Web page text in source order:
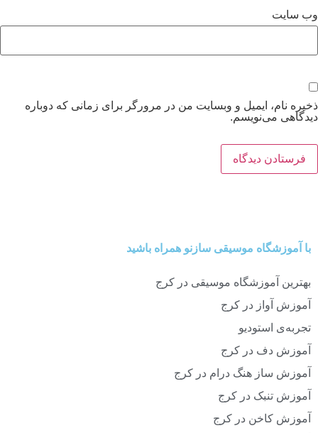
سایت
نام، ایمیل و وبسایت من در مرورگر برای زمانی که دوباره
می‌نویسم.
با آموزشگاه موسیقی سازنو همراه باشید
بهترین آموزشگاه موسیقی در کرج
آموزش آواز در کرج
تجربه‌ی استودیو
آموزش دف در کرج
آموزش ساز هنگ درام در کرج
آموزش تنبک در کرج
آموزش کاخن در کرج